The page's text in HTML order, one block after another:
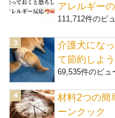
アレルギー
111,712件のビ
介護犬にな
て節約しよう
69,535件のビュ
材料2つの簡
ーンクック